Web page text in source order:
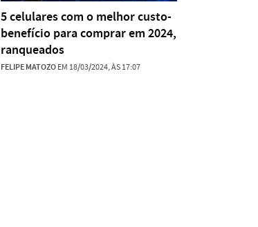
5 celulares com o melhor custo-
benefício para comprar em 2024,
ranqueados
FELIPE MATOZOEM 18/03/2024, ÀS 17:07